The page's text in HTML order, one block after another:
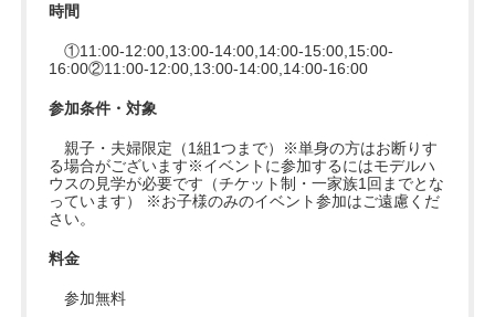
時間
①11:00-12:00,13:00-14:00,14:00-15:00,15:00-
16:00②11:00-12:00,13:00-14:00,14:00-16:00
参加条件・対象
親子・夫婦限定（1組1つまで）※単身の方はお断りす
る場合がございます※イベントに参加するにはモデルハ
ウスの見学が必要です（チケット制・一家族1回までとな
っています） ※お子様のみのイベント参加はご遠慮くだ
さい。
料金
参加無料